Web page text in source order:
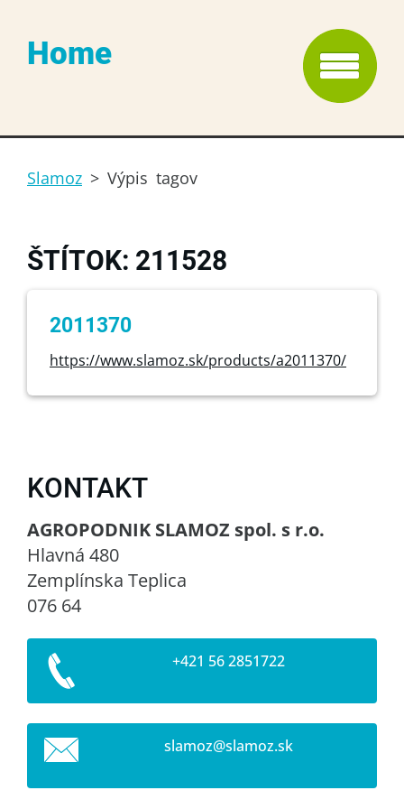
Home
Slamoz > Výpis tagov
ŠTÍTOK: 211528
2011370
https://www.slamoz.sk/products/a2011370/
KONTAKT
AGROPODNIK SLAMOZ spol. s r.o.
Hlavná 480
Zemplínska Teplica
076 64
+421 56 2851722
slamoz@slamoz.sk